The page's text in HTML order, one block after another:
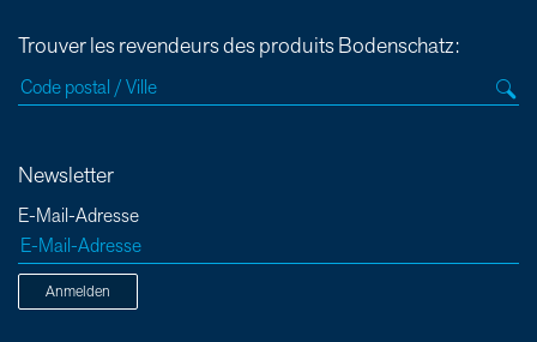
Trouver les revendeurs des produits Bodenschatz:
Newsletter
E-Mail-Adresse
Anmelden